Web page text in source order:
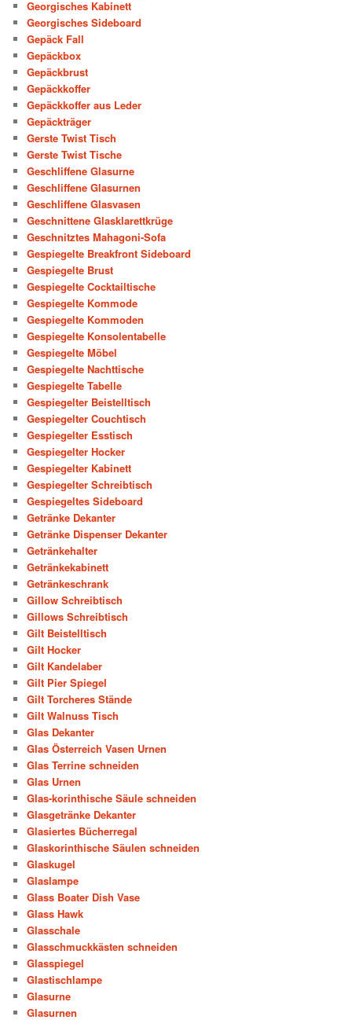
Georgisches Kabinett
Georgisches Sideboard
Gepäck Fall
Gepäckbox
Gepäckbrust
Gepäckkoffer
Gepäckkoffer aus Leder
Gepäckträger
Gerste Twist Tisch
Gerste Twist Tische
Geschliffene Glasurne
Geschliffene Glasurnen
Geschliffene Glasvasen
Geschnittene Glasklarettkrüge
Geschnitztes Mahagoni-Sofa
Gespiegelte Breakfront Sideboard
Gespiegelte Brust
Gespiegelte Cocktailtische
Gespiegelte Kommode
Gespiegelte Kommoden
Gespiegelte Konsolentabelle
Gespiegelte Möbel
Gespiegelte Nachttische
Gespiegelte Tabelle
Gespiegelter Beistelltisch
Gespiegelter Couchtisch
Gespiegelter Esstisch
Gespiegelter Hocker
Gespiegelter Kabinett
Gespiegelter Schreibtisch
Gespiegeltes Sideboard
Getränke Dekanter
Getränke Dispenser Dekanter
Getränkehalter
Getränkekabinett
Getränkeschrank
Gillow Schreibtisch
Gillows Schreibtisch
Gilt Beistelltisch
Gilt Hocker
Gilt Kandelaber
Gilt Pier Spiegel
Gilt Torcheres Stände
Gilt Walnuss Tisch
Glas Dekanter
Glas Österreich Vasen Urnen
Glas Terrine schneiden
Glas Urnen
Glas-korinthische Säule schneiden
Glasgetränke Dekanter
Glasiertes Bücherregal
Glaskorinthische Säulen schneiden
Glaskugel
Glaslampe
Glass Boater Dish Vase
Glass Hawk
Glasschale
Glasschmuckkästen schneiden
Glasspiegel
Glastischlampe
Glasurne
Glasurnen